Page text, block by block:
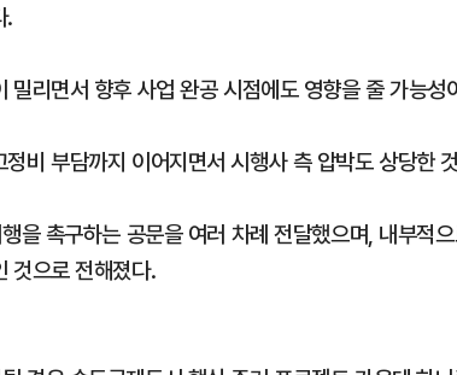
.
리면서 향후 사업 완공 시점에도 영향을 줄 가능성
비 부담까지 이어지면서 시행사 측 압박도 상당한
을 촉구하는 공문을 여러 차례 전달했으며, 내부적
것으로 전해졌다.